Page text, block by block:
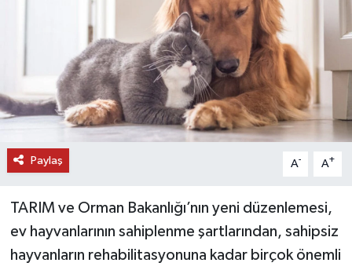
Paylaş A- A+
TARIM ve Orman Bakanlığı’nın yeni düzenlemesi,
ev hayvanlarının sahiplenme şartlarından, sahipsiz
hayvanların rehabilitasyonuna kadar birçok önemli
RÖPORTAJ
VİDEO HABERLER
YAZARLAR
RESMİ İLAN
MAGAZİN